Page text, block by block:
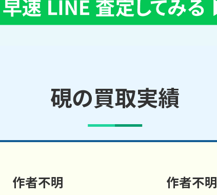
硯の買取実績
作者不明 作者不明